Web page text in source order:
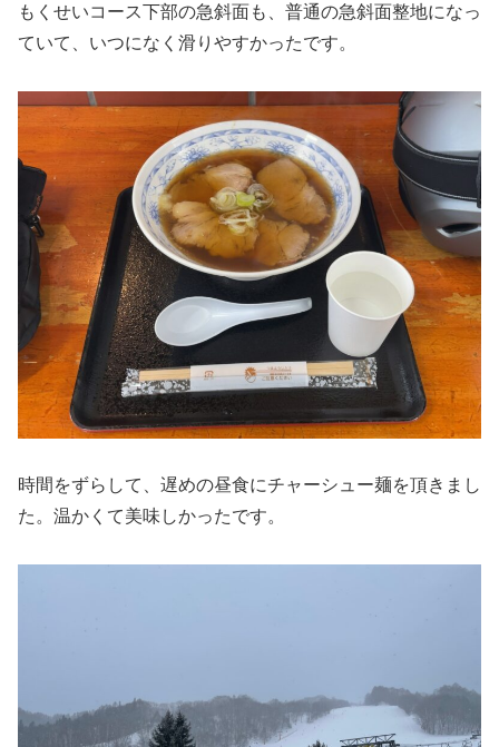
もくせいコース下部の急斜面も、普通の急斜面整地になっ
ていて、いつになく滑りやすかったです。
時間をずらして、遅めの昼食にチャーシュー麺を頂きまし
た。温かくて美味しかったです。